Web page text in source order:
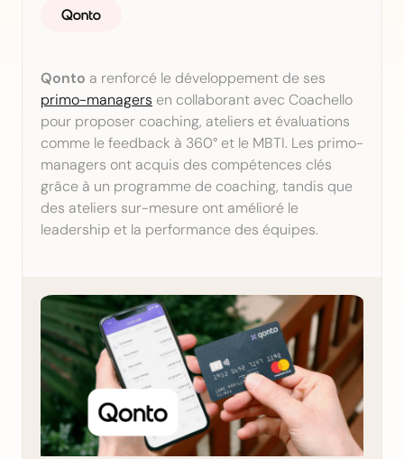
Qonto a renforcé le développement de ses
primo-managers en collaborant avec Coachello
pour proposer coaching, ateliers et évaluations
comme le feedback à 360° et le MBTI. Les primo-
managers ont acquis des compétences clés
grâce à un programme de coaching, tandis que
des ateliers sur-mesure ont amélioré le
leadership et la performance des équipes.